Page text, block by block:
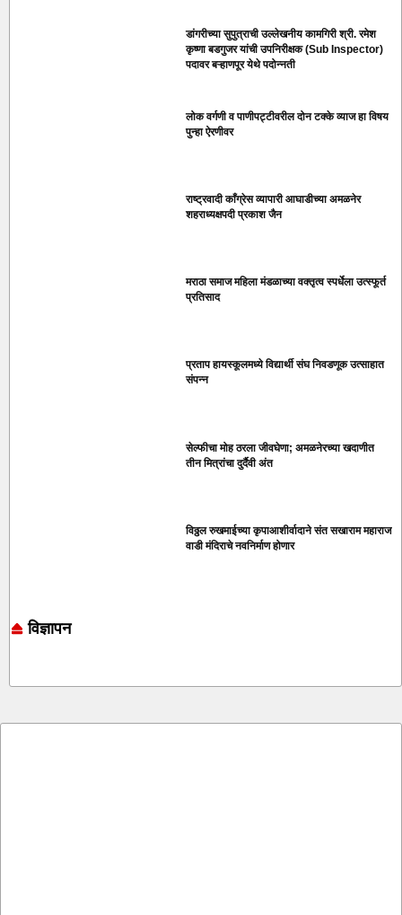
डांगरीच्या सुपुत्राची उल्लेखनीय कामगिरी श्री. रमेश
कृष्णा बडगुजर यांची उपनिरीक्षक (Sub Inspector)
पदावर बऱ्हाणपूर येथे पदोन्नती
लोक वर्गणी व पाणीपट्टीवरील दोन टक्के व्याज हा विषय
पुन्हा ऐरणीवर
राष्ट्रवादी काँग्रेस व्यापारी आघाडीच्या अमळनेर
शहराध्यक्षपदी प्रकाश जैन
मराठा समाज महिला मंडळाच्या वक्तृत्व स्पर्धेला उत्स्फूर्त
प्रतिसाद
प्रताप हायस्कूलमध्ये विद्यार्थी संघ निवडणूक उत्साहात
संपन्न
सेल्फीचा मोह ठरला जीवघेणा; अमळनेरच्या खदाणीत
तीन मित्रांचा दुर्दैवी अंत
विठ्ठल रुखमाईच्या कृपाआशीर्वादाने संत सखाराम महाराज
वाडी मंदिराचे नवनिर्माण होणार
विज्ञापन